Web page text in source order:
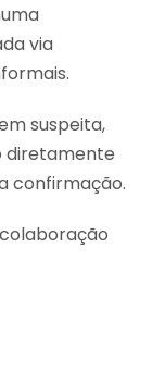
via
suspeita,
diretamente
confirmação.